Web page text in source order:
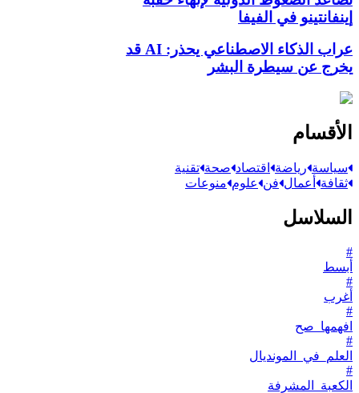
إينفانتينو في الفيفا
عراب الذكاء الاصطناعي يحذر: AI قد
يخرج عن سيطرة البشر
الأقسام
سياسة رياضة اقتصاد صحة تقنية
ثقافة أعمال فن علوم منوعات
السلاسل
#
أبسط
#
أغرب
#
افهمها_صح
#
العلم_في_المونديال
#
الكعبة_المشرفة